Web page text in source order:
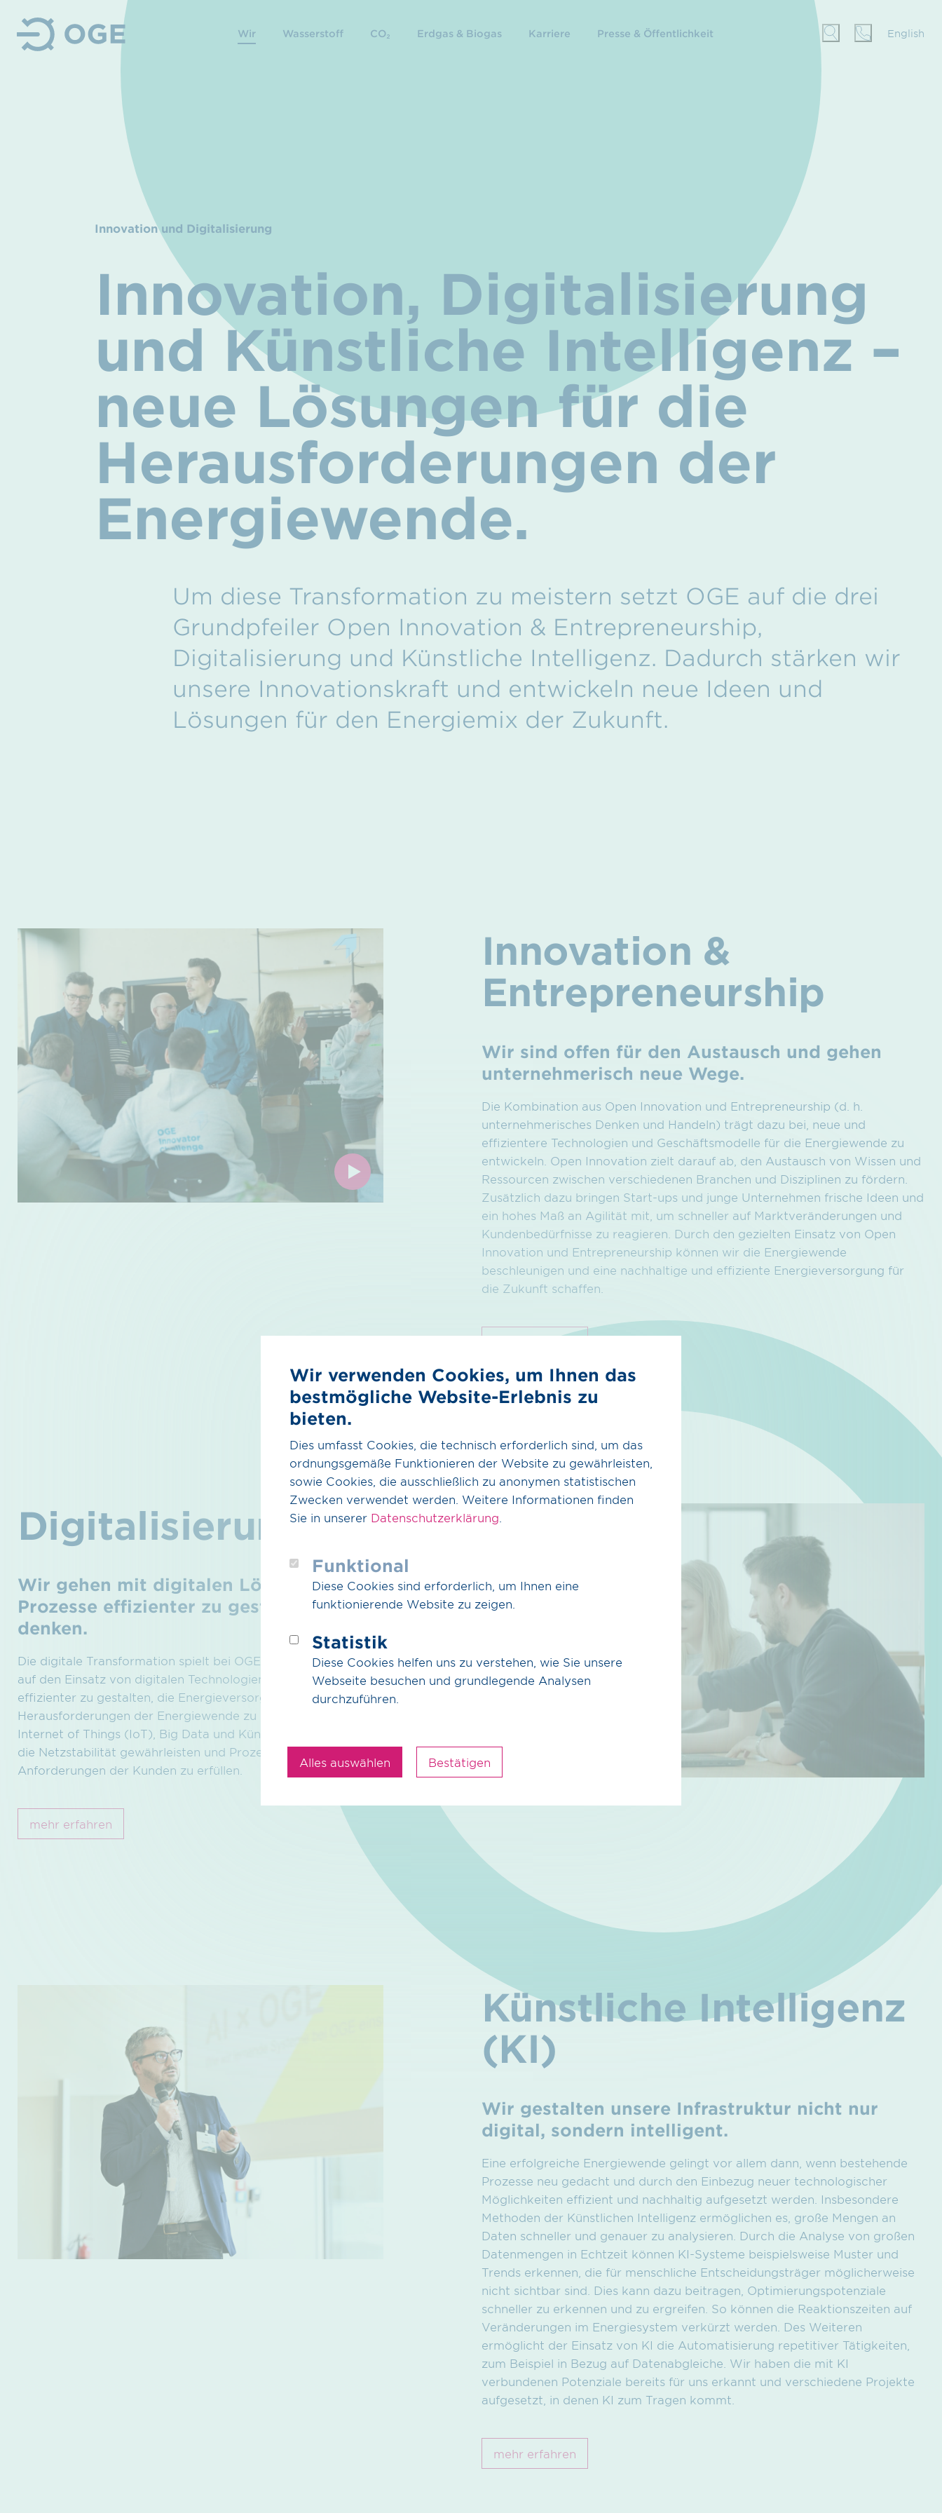
Wir Wasserstoff CO₂ Erdgas & Biogas Karriere Presse & Öffentlichkeit English
Innovation und Digitalisierung
Innovation, Digitalisierung
und Künstliche Intelligenz –
neue Lösungen für die
Herausforderungen der
Energiewende.
Um diese Transformation zu meistern setzt OGE auf die drei
Grundpfeiler Open Innovation & Entrepreneurship,
Digitalisierung und Künstliche Intelligenz. Dadurch stärken wir
unsere Innovationskraft und entwickeln neue Ideen und
Lösungen für den Energiemix der Zukunft.
Innovation &
Entrepreneur­ship
Wir sind offen für den Austausch und gehen
unternehmerisch neue Wege.
Die Kombination aus Open Innovation und Entrepreneurship (d. h.
unternehmerisches Denken und Handeln) trägt dazu bei, neue und
effizientere Technologien und Geschäftsmodelle für die Energiewende zu
entwickeln. Open Innovation zielt darauf ab, den Austausch von Wissen und
Ressourcen zwischen verschiedenen Branchen und Disziplinen zu fördern.
Zusätzlich dazu bringen Start-ups und junge Unternehmen frische Ideen und
ein hohes Maß an Agilität mit, um schneller auf Marktveränderungen und
Kundenbedürfnisse zu reagieren. Durch den gezielten Einsatz von Open
Innovation und Entrepreneurship können wir die Energiewende
beschleunigen und eine nachhaltige und effiziente Energieversorgung für
die Zukunft schaffen.
Digitalisierung
Wir gehen mit digitalen Lösungen voran, um
Prozesse effizienter zu gestalten und neu zu
denken.
Die digitale Transformation spielt bei OGE eine zentrale Rolle. Wir setzen
auf den Einsatz von digitalen Technologien, um die Netzinfrastruktur
effizienter zu gestalten, die Energieversorgung zu sichern und den
Herausforderungen der Energiewende zu begegnen. Durch den Einsatz von
Internet of Things (IoT), Big Data und Künstlicher Intelligenz (KI) können wir
die Netzstabilität gewährleisten und Prozesse optimieren, um die
Anforderungen der Kunden zu erfüllen.
mehr erfahren
Künstliche Intelligenz
(KI)
Wir gestalten unsere Infrastruktur nicht nur
digital, sondern intelligent.
Eine erfolgreiche Energiewende gelingt vor allem dann, wenn bestehende
Prozesse neu gedacht und durch den Einbezug neuer technologischer
Möglichkeiten effizient und nachhaltig aufgesetzt werden. Insbesondere
Methoden der Künstlichen Intelligenz ermöglichen es, große Mengen an
Daten schneller und genauer zu analysieren. Durch die Analyse von großen
Datenmengen in Echtzeit können KI-Systeme beispielsweise Muster und
Trends erkennen, die für menschliche Entscheidungsträger möglicherweise
nicht sichtbar sind. Dies kann dazu beitragen, Optimierungspotenziale
schneller zu erkennen und zu ergreifen. So können die Reaktionszeiten auf
Veränderungen im Energiesystem verkürzt werden. Des Weiteren
ermöglicht der Einsatz von KI die Automatisierung repetitiver Tätigkeiten,
zum Beispiel in Bezug auf Datenabgleiche. Wir haben die mit KI
verbundenen Potenziale bereits für uns erkannt und verschiedene Projekte
aufgesetzt, in denen KI zum Tragen kommt.
mehr erfahren
Wir verwenden Cookies, um Ihnen das
bestmögliche Website-Erlebnis zu
bieten.
Dies umfasst Cookies, die technisch erforderlich sind, um das
ordnungsgemäße Funktionieren der Website zu gewährleisten,
sowie Cookies, die ausschließlich zu anonymen statistischen
Zwecken verwendet werden. Weitere Informationen finden
Sie in unserer Datenschutzerklärung
Funktional
Diese Cookies sind erforderlich, um Ihnen eine
funktionierende Website zu zeigen.
Statistik
Diese Cookies helfen uns zu verstehen, wie Sie unsere
Webseite besuchen und grundlegende Analysen
durchzuführen.
Bestätigen
Alles auswählen